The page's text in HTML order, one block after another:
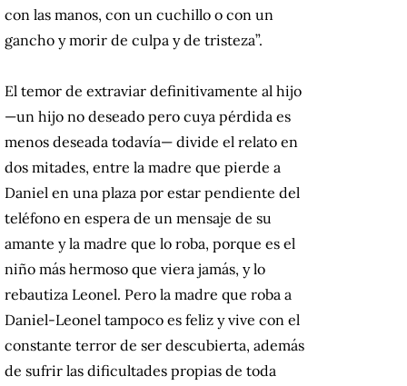
con las manos, con un cuchillo o con un
gancho y morir de culpa y de tristeza”.
El temor de extraviar definitivamente al hijo
—un hijo no deseado pero cuya pérdida es
menos deseada todavía— divide el relato en
dos mitades, entre la madre que pierde a
Daniel en una plaza por estar pendiente del
teléfono en espera de un mensaje de su
amante y la madre que lo roba, porque es el
niño más hermoso que viera jamás, y lo
rebautiza Leonel. Pero la madre que roba a
Daniel-Leonel tampoco es feliz y vive con el
constante terror de ser descubierta, además
de sufrir las dificultades propias de toda